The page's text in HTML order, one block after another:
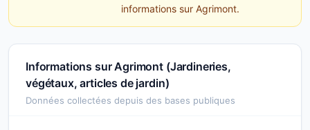
informations sur Agrimont.
Informations sur Agrimont (Jardineries,
végétaux, articles de jardin)
Données collectées depuis des bases publiques